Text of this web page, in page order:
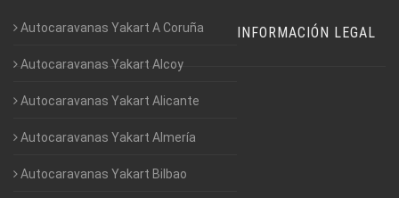
Autocaravanas Yakart A Coruña
Autocaravanas Yakart Alcoy
Autocaravanas Yakart Alicante
Autocaravanas Yakart Almería
Autocaravanas Yakart Bilbao
INFORMACIÓN LEGAL